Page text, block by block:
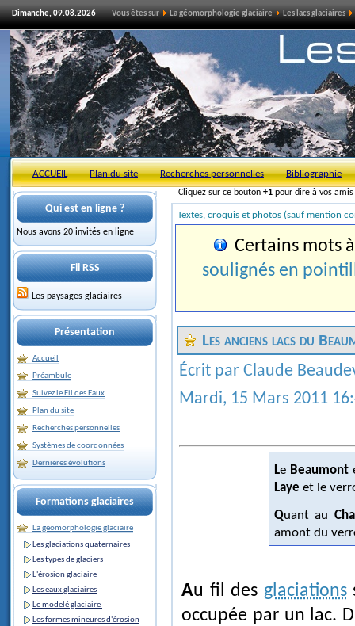
Dimanche, 09.08.2026 Vous êtes sur La géomorphologie glaciaire Les lacs glaciaires
ACCUEIL Plan du site Recherches personnelles Bibliographie
Cliquez sur ce bouton +1 pour dire à vos
Qui est en ligne ?
Nous avons 20 invités en ligne
Fil RSS
Les paysages glaciaires
Présentation
Accueil
Préambule
Suivez le Fil des Eaux
Plan du site
Recherches personnelles
Systèmes de coordonnées
Dernières évolutions
Formations glaciaires
La géomorphologie glaciaire
Les glaciations quaternaires
Les types de glaciers
L'érosion glaciaire
Les eaux glaciaires
Le modelé glaciaire
Les formes mineures d'érosion
Textes, croquis et photos (sauf mention
Certains mots
soulignés en
Les anciens lacs du
Écrit par Claude
Mardi, 15 Mars 2011
Le Beaumont
Laye et le
Quant au
amont du
Au fil des glaciations
occupée par un lac.